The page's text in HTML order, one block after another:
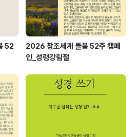
52
2026 창조세계 돌봄 52주 캠페
인_성령강림절